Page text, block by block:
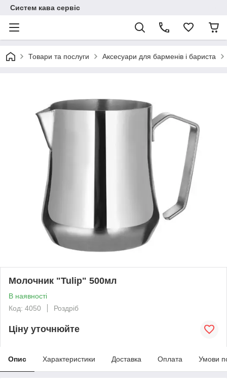
Систем кава сервіс
Товари та послуги Аксесуари для барменів і бариста
Молочник "Tulip" 500мл
В наявності
Код: 4050
Роздріб
Ціну уточнюйте
Опис Характеристики Доставка Оплата Умови